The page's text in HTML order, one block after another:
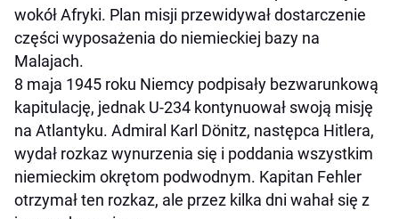
wokół Afryki. Plan misji przewidywał dostarczenie
części wyposażenia do niemieckiej bazy na
Malajach.
8 maja 1945 roku Niemcy podpisały bezwarunkową
kapitulację, jednak U-234 kontynuował swoją misję
na Atlantyku. Admiral Karl Dönitz, następca Hitlera,
wydał rozkaz wynurzenia się i poddania wszystkim
niemieckim okrętom podwodnym. Kapitan Fehler
otrzymał ten rozkaz, ale przez kilka dni wahał się z